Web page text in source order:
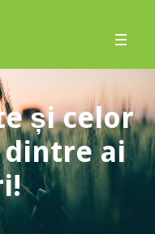
și celor
dintre ai